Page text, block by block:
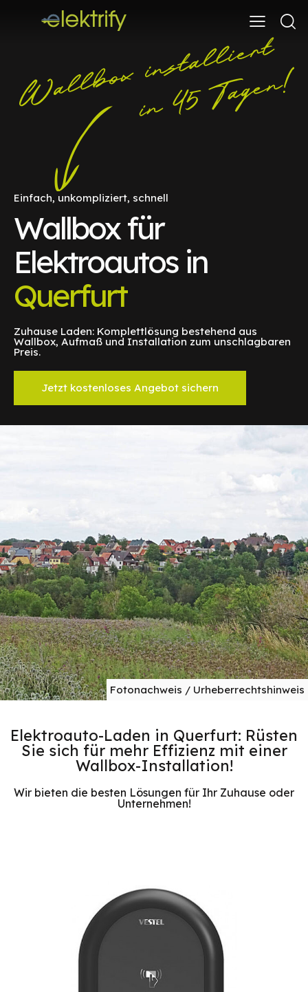
Einfach, unkompliziert, schnell
Wallbox für
Elektroautos in
Querfurt
Zuhause Laden: Komplettlösung bestehend aus
Wallbox, Aufmaß und Installation zum unschlagbaren
Preis.
Jetzt kostenloses Angebot sichern
Fotonachweis / Urheberrechtshinweis
Elektroauto-Laden in Querfurt: Rüsten
Sie sich für mehr Effizienz mit einer
Wallbox-Installation!
Wir bieten die besten Lösungen für Ihr Zuhause oder
Unternehmen!